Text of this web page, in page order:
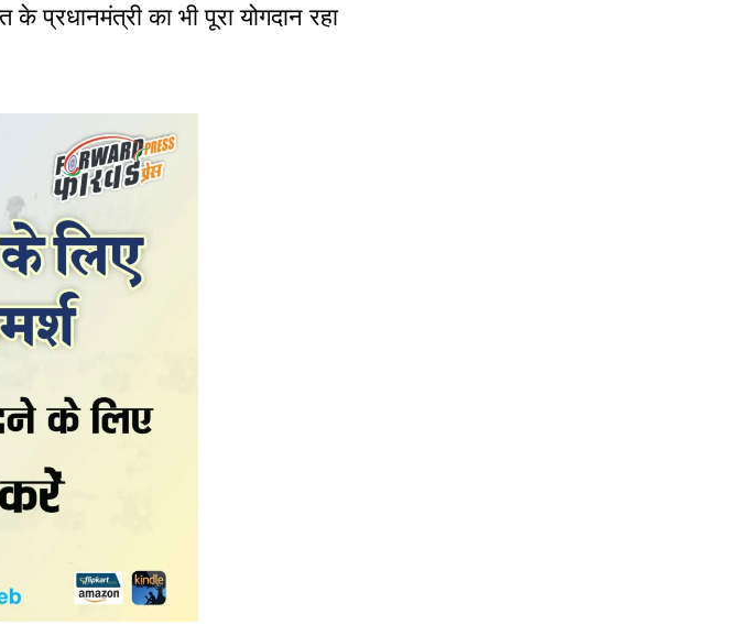
प्रधानमंत्री का भी पूरा योगदान रहा